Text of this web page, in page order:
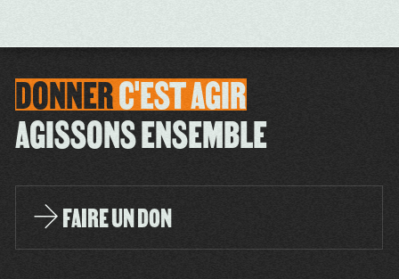
DONNERC'ESTAGIR
AGISSONS ENSEMBLE
FAIRE UN DON